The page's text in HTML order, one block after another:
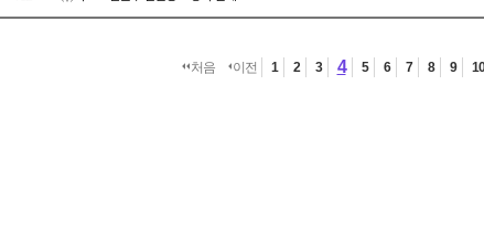
처음 이전 1 2 3 4 5 6 7 8 9 10